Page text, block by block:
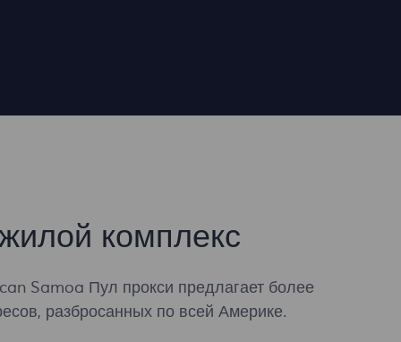
комплекс
Samoa Пул прокси предлагает более
разбросанных по всей Америке.